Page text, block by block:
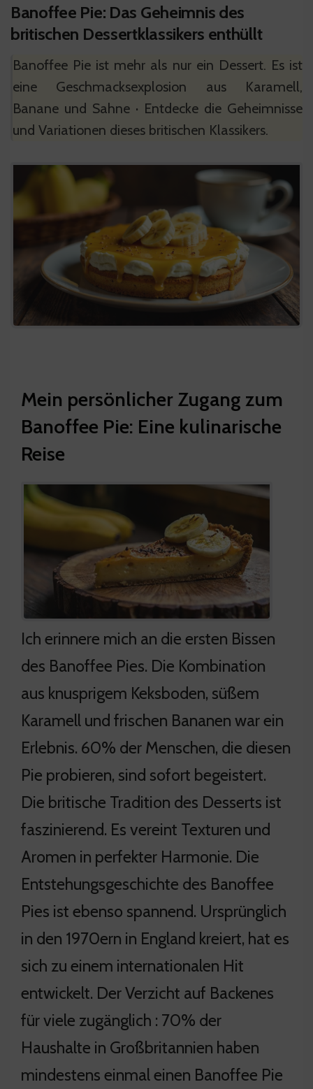
Banoffee Pie: Das Geheimnis des
britischen Dessertklassikers enthüllt
Banoffee Pie ist mehr als nur ein Dessert. Es ist
eine Geschmacksexplosion aus Karamell,
Banane und Sahne · Entdecke die Geheimnisse
und Variationen dieses britischen Klassikers.
Mein persönlicher Zugang zum
Banoffee Pie: Eine kulinarische
Reise
Ich erinnere mich an die ersten Bissen
des Banoffee Pies. Die Kombination
aus knusprigem Keksboden, süßem
Karamell und frischen Bananen war ein
Erlebnis. 60% der Menschen, die diesen
Pie probieren, sind sofort begeistert.
Die britische Tradition des Desserts ist
faszinierend. Es vereint Texturen und
Aromen in perfekter Harmonie. Die
Entstehungsgeschichte des Banoffee
Pies ist ebenso spannend. Ursprünglich
in den 1970ern in England kreiert, hat es
sich zu einem internationalen Hit
entwickelt. Der Verzicht auf Backenes
für viele zugänglich : 70% der
Haushalte in Großbritannien haben
mindestens einmal einen Banoffee Pie